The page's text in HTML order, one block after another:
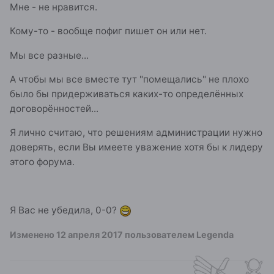
Мне - не нравится.
Кому-то - вообще пофиг пишет он или нет.
Мы все разные...
А чтобы мы все вместе тут "помещались" не плохо
было бы придерживаться каких-то определённых
договорённостей...
Я лично считаю, что решениям администрации нужно
доверять, если Вы имеете уважение хотя бы к лидеру
этого форума.
Я Вас не убедила, 0-0?
Изменено 12 апреля 2017 пользователем Legenda